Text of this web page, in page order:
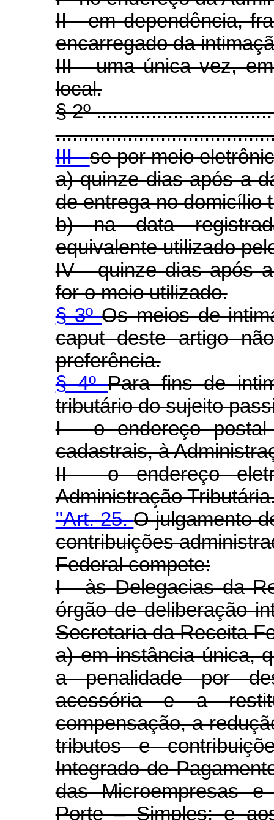
II - em dependência,
encarregado da
III - uma única vez,
local.
§ 2º
III -se por meio
a) quinze dias após a
de entrega no domicílio
b) na data
equivalente utilizado
IV - quinze dias após
for o meio utilizado.
§ 3ºOs meios de
caput deste artigo
preferência.
§ 4ºPara fins de
tributário do sujeito
I - o endereço
cadastrais, à
II - o endereço
Administração
"Art. 25.O julgamento
contribuições
Federal compete:
I - às Delegacias da
órgão de deliberação
Secretaria da Receita
a) em instância única,
a penalidade por
acessória e a
compensação, a
tributos e
Integrado de
das Microempresas
Porte – Simples; e